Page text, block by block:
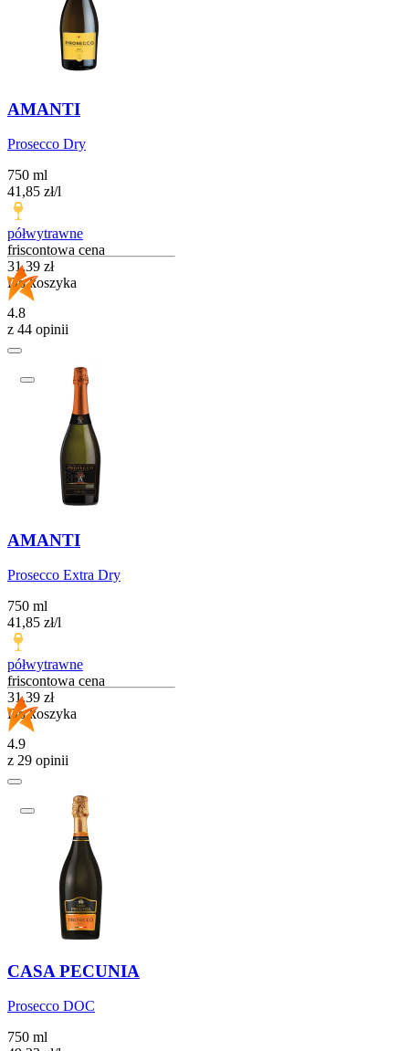
AMANTI
Prosecco Dry
750 ml
41,85 zł/l
półwytrawne
friscontowa cena
Cena
31,39 zł
Do koszyka
4.8
z 44 opinii
AMANTI
Prosecco Extra Dry
750 ml
41,85 zł/l
półwytrawne
friscontowa cena
Cena
31,39 zł
Do koszyka
4.9
z 29 opinii
CASA PECUNIA
Prosecco DOC
750 ml